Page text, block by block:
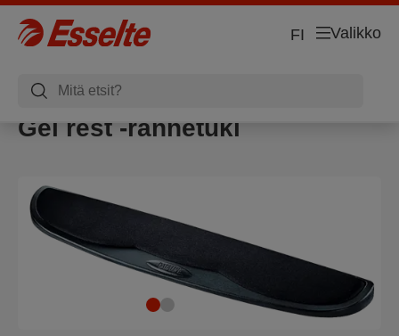
Valikko
FI
Gel rest -rannetuki